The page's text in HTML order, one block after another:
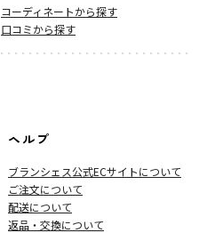
コーディネートから探す
口コミから探す
ヘルプ
ブランシェス公式ECサイトについて
ご注文について
配送について
返品・交換について